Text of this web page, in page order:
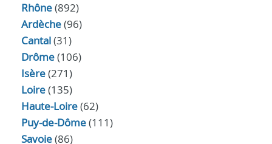
Rhône(892)
Ardèche(96)
Cantal(31)
Drôme(106)
Isère(271)
Loire(135)
Haute-Loire(62)
Puy-de-Dôme(111)
Savoie(86)